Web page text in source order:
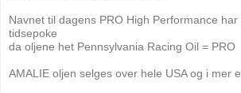
Navnet til dagens PRO High Performance
tidsepoke
da oljene het Pennsylvania Racing Oil = PRO
AMALIE oljen selges over hele USA og i mer